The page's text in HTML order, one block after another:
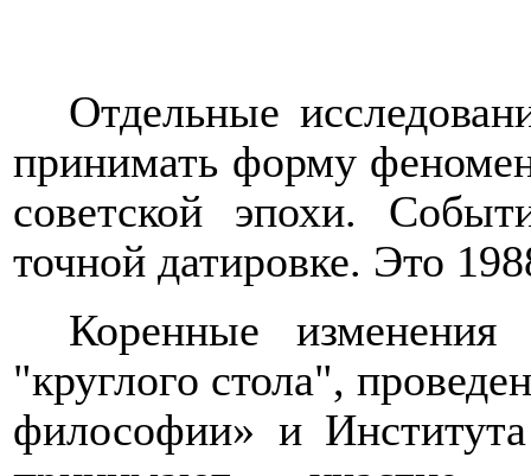
Отдельные
принимать форму
советской эпохи.
точной датировке. Это
Коренные
"круглого стола",
философии» и